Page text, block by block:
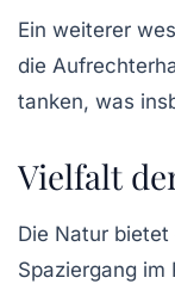
Ein weiterer
die
tanken, was
Vielfalt
Die Natur
Spaziergang